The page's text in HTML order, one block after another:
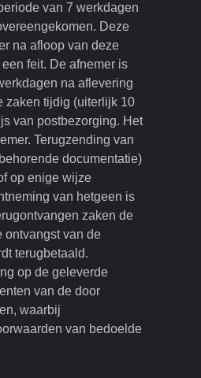
van 7 werkdagen
Deze
na afloop van deze
feit. De afnemer is
na aflevering
zaken tijdig (uiterlijk 10
van postbezorging. Het
Terugzending van
documentatie)
op enige wijze
van hetgeen is
zaken de
ontvangst van de
terugbetaald.
op de geleverde
van de door
waarbij
van bedoelde